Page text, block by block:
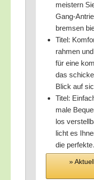
meis­tern
Gang-
brem­sen
Titel:
rah­men
für eine
das
Blick auf
Titel:
ma­le
los
licht es
die
»